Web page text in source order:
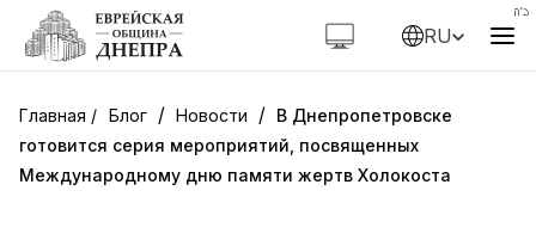
RU
Блог / Новости / В Днепропетровске
готовится серия мероприятий, посвященных
Международному дню памяти жертв Холокоста